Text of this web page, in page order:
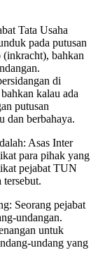
Tata Usaha
pada putusan
(inkracht), bahkan
di
kalau ada
putusan
dan berbahaya.
Asas Inter
para pihak yang
pejabat TUN
Seorang pejabat
undangan.
untuk
undang yang